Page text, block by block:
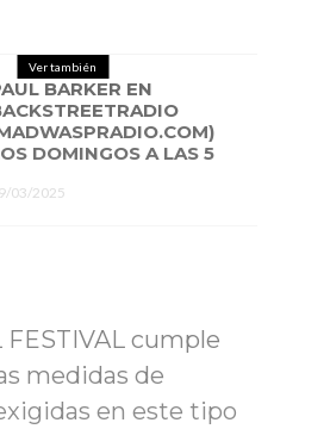
Ver también
BARKER EN
DOMINGOS A LAS 5
03/2025
FESTIVAL cumple
medidas de
en este tipo